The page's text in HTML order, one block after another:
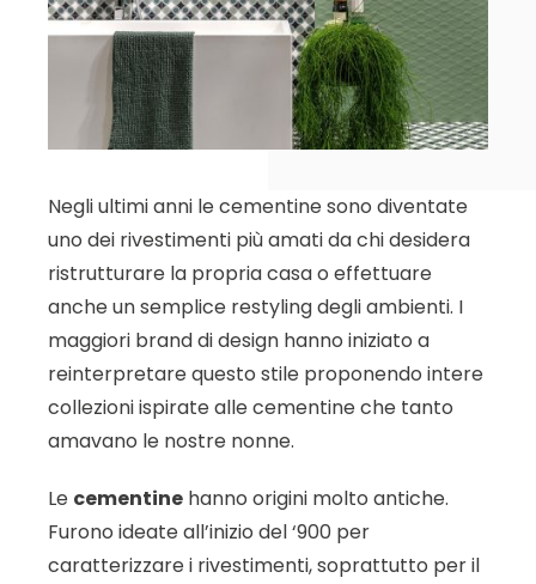
Negli ultimi anni le cementine sono diventate
uno dei rivestimenti più amati da chi desidera
ristrutturare la propria casa o effettuare
anche un semplice restyling degli ambienti. I
maggiori brand di design hanno iniziato a
reinterpretare questo stile proponendo intere
collezioni ispirate alle cementine che tanto
amavano le nostre nonne.
Le cementine hanno origini molto antiche.
Furono ideate all’inizio del ‘900 per
caratterizzare i rivestimenti, soprattutto per il